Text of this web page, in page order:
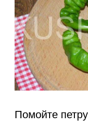
Помойте